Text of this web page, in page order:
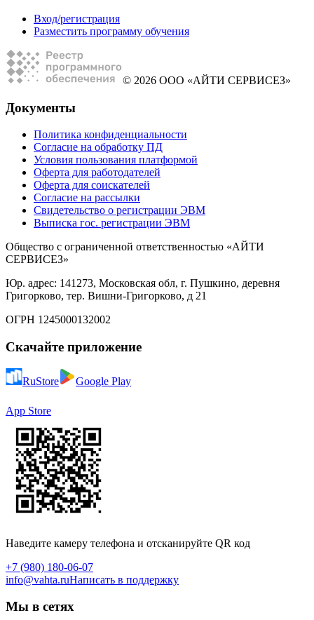
Вход/регистрация
Разместить программу обучения
© 2026 ООО «АЙТИ СЕРВИСЕЗ»
Документы
Политика конфиденциальности
Согласие на обработку ПД
Условия пользования платформой
Оферта для работодателей
Оферта для соискателей
Согласие на рассылки
Свидетельство о регистрации ЭВМ
Выписка гос. регистрации ЭВМ
Общество с ограниченной ответственностью «АЙТИ
СЕРВИСЕЗ»
Юр. адрес: 141273, Московская обл, г. Пушкино, деревня
Григорково, тер. Вишни-Григорково, д 21
ОГРН 1245000132002
Скачайте приложение
RuStore Google Play
App Store
Наведите камеру телефона и отсканируйте QR код
+7 (980) 180-06-07
info@vahta.ruНаписать в поддержку
Мы в сетях